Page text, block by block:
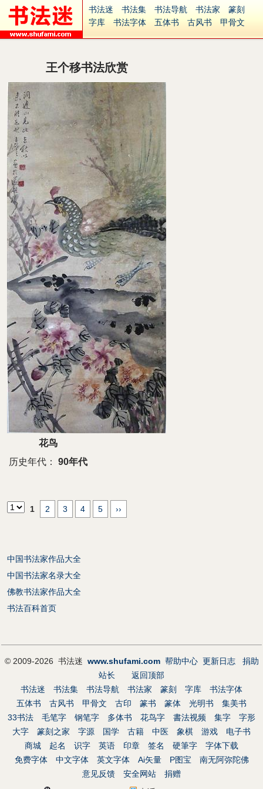
书法迷 书法集 书法导航 书法家
篆刻
字库
书法字体 五体书 古风书
甲骨文
集字
字形
古籍
中医
起名
识字 英语
字体下载
Ai矢量
南无阿弥陀佛
安全网站
捐赠
王个移书法欣赏
花鸟
历史年代：
90年代
1 2 3 4 5 ››
中国书法家作品大全
中国书法家名录大全
佛教书法家作品大全
书法百科首页
© 2009-2026 书法迷 www.shufami.com 帮助中心 更新日志
捐助
站长
返回顶部
书法迷
书法集 书法导航 书法家 篆刻 字库
书法字体
五体书
古风书 甲骨文 古印 篆书 篆体 光明书
集美书
33书法
毛笔字 钢笔字 多体书 花鸟字 書法视频 集字
字形
大字
篆刻之家 字源 国学 古籍 中医 象棋 游戏
电子书
商城
起名 识字 英语 印章 签名 硬筆字
字体下载
免费字体
中文字体 英文字体 Ai矢量 P图宝
南无阿弥陀佛
意见反馈
安全网站
捐赠